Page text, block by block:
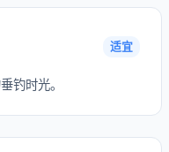
适宜
钓时光。